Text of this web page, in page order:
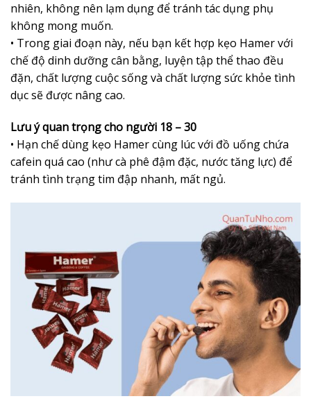
nhiên, không nên lạm dụng để tránh tác dụng phụ
không mong muốn.
• Trong giai đoạn này, nếu bạn kết hợp kẹo Hamer với
chế độ dinh dưỡng cân bằng, luyện tập thể thao đều
đặn, chất lượng cuộc sống và chất lượng sức khỏe tình
dục sẽ được nâng cao.
Lưu ý quan trọng cho người 18 – 30
• Hạn chế dùng kẹo Hamer cùng lúc với đồ uống chứa
cafein quá cao (như cà phê đậm đặc, nước tăng lực) để
tránh tình trạng tim đập nhanh, mất ngủ.